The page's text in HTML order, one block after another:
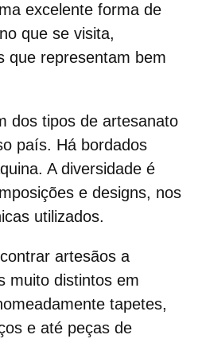
excelente forma de
que se visita,
que representam bem
dos tipos de artesanato
país. Há bordados
A diversidade é
e designs, nos
utilizados.
artesãos a
muito distintos em
tapetes,
e até peças de